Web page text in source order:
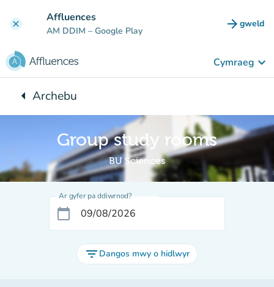
clear Affluences
AM DDIM – Google Play arrow_forward gweld
(tab
Cymraeg keyboard_arrow_down
arrow_leftYn ôl i:
Archebu
Group study rooms
BU Sciences
Ar gyfer pa ddiwrnod?
calendar_today
filter_list Dangos mwy o hidlwyr